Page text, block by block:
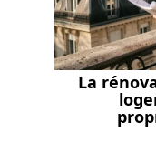
La